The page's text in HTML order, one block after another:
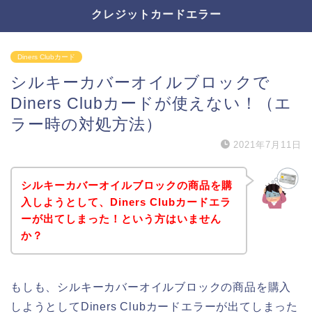
クレジットカードエラー
Diners Clubカード
シルキーカバーオイルブロックで
Diners Clubカードが使えない！（エ
ラー時の対処方法）
2021年7月11日
シルキーカバーオイルブロックの商品を購
入しようとして、Diners Clubカードエラ
ーが出てしまった！という方はいません
か？
もしも、シルキーカバーオイルブロックの商品を購入
しようとしてDiners Clubカードエラーが出てしまった